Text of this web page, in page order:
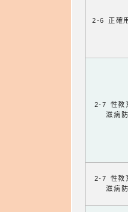
2-6 正確
2-7 性教
滋病
2-7 性教
滋病